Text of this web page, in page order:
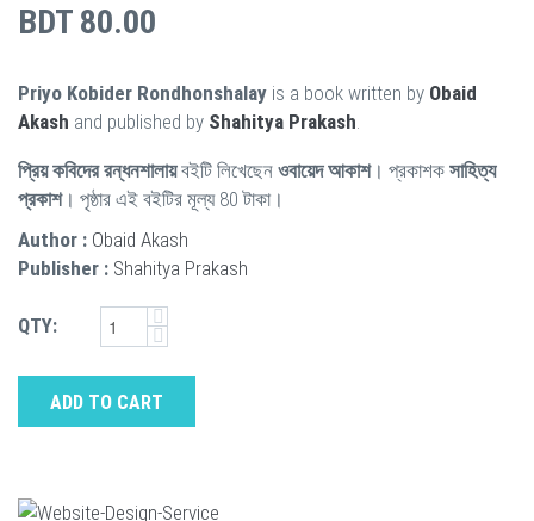
BDT 80.00
Priyo Kobider Rondhonshalay is a book written by Obaid
Akash and published by Shahitya Prakash
প্রিয় কবিদের রন্ধনশালায়বইটি লিখেছেন ওবায়েদ আকাশ। প্রকাশক সাহিত্য
প্রকাশ। পৃষ্ঠার এই বইটির মূল্য 80 টাকা।
Author : Obaid Akash
Publisher : Shahitya Prakash
QTY:
ADD TO CART